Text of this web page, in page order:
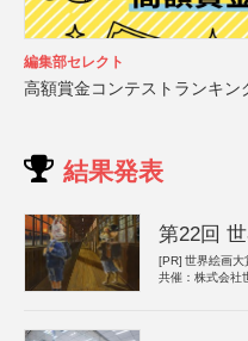
編集部セレクト
高額賞金コンテストランキン
結果発表
第22回
[PR] 世界絵画大
共催：株式会社